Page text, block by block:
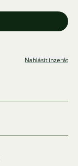
Nahlásit inzerát